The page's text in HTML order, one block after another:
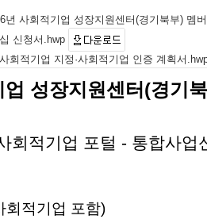
년 사회적기업 성장지원센터(경기북부) 멤
신청서.hwp
회적기업 지정·사회적기업 인증 계획서
성장지원센터(경기
회적기업 포털 - 통합사업
회적기업 포함)